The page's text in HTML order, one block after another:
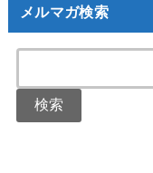
メルマガ検索